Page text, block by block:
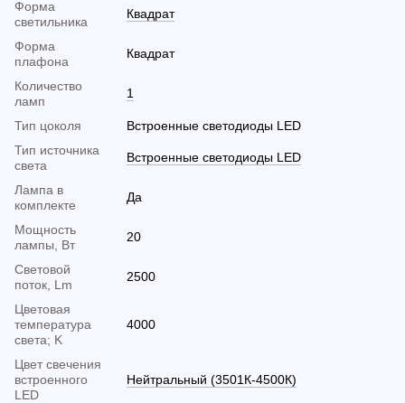
Форма
светильника
Квадрат
Форма
плафона
Квадрат
Количество
ламп
1
Тип цоколя
Встроенные светодиоды LED
Тип источника
света
Встроенные светодиоды LED
Лампа в
комплекте
Да
Мощность
лампы, Вт
20
Световой
поток, Lm
2500
Цветовая
температура
света; K
4000
Цвет свечения
встроенного
LED
Нейтральный (3501К-4500К)